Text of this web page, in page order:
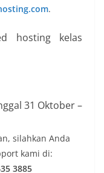
.
hosting kelas
31 Oktober –
silahkan Anda
kami di:
3885